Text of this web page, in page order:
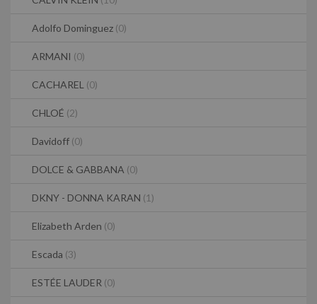
Adolfo Dominguez (0)
ARMANI (0)
CACHAREL (0)
CHLOÉ (2)
Davidoff (0)
DOLCE & GABBANA (0)
DKNY - DONNA KARAN (1)
Elizabeth Arden (0)
Escada (3)
ESTÉE LAUDER (0)